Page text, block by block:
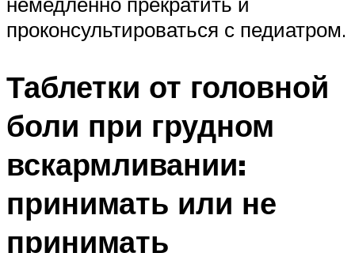
проконсультироваться с педиатром.
Таблетки от головной
боли при грудном
вскармливании:
принимать или не
принимать